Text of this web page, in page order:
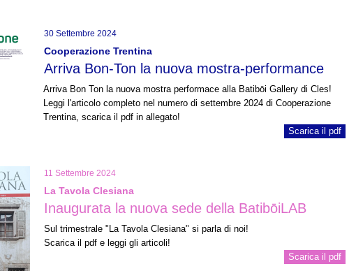
30 Settembre 2024
Cooperazione Trentina
Arriva Bon-Ton la nuova mostra-performance
Arriva Bon Ton la nuova mostra performace alla Batibōi Gallery di Cles!
Leggi l'articolo completo nel numero di settembre 2024 di Cooperazione
Trentina, scarica il pdf in allegato!
Scarica il pdf
11 Settembre 2024
La Tavola Clesiana
Inaugurata la nuova sede della BatibōiLAB
Sul trimestrale "La Tavola Clesiana" si parla di noi!
Scarica il pdf e leggi gli articoli!
Scarica il pdf